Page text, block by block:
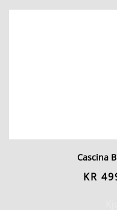
Cascina
KR